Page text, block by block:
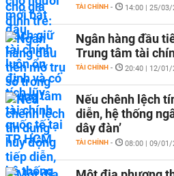
TÀI CHÍNH - 14:00 | 25/03/
Ngân hàng đầu
Trung tâm tài
TÀI CHÍNH - 20:40 | 12/01/
Nếu chênh lệch
diễn, hệ thống
dây đàn’
TÀI CHÍNH - 08:00 | 09/01/